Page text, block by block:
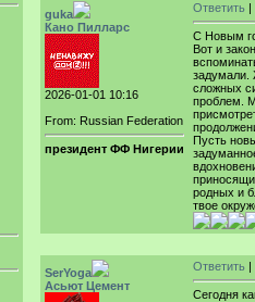
guka
Кано Пилларс
2026-01-01 10:16
From: Russian Federation
президент ФФ Нигерии
Ответить |
С Новым
Вот и
задумали.
сложных
проблем.
Пусть
родных и
твое
SerYoga
Асьют Цемент
Ответить |
Сегодня